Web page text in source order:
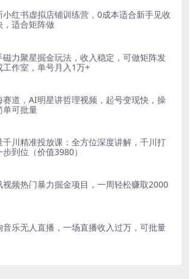
小红书虚拟店铺训练营，0成本适合新手见收
，适合矩阵做
磁力聚星掘金玩法，收入稳定，可做矩阵发
工作室，单号月入1万+
赛道，AI明星讲哲理视频，起号变现快，操
单可批量
千川精准投放课：全方位深度讲解，千川打
步到位（价值3980）
视频热门暴力掘金项目，一周轻松赚取2000
音乐无人直播，一场直播收入过万，可批量